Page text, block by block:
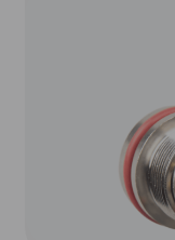
телефон